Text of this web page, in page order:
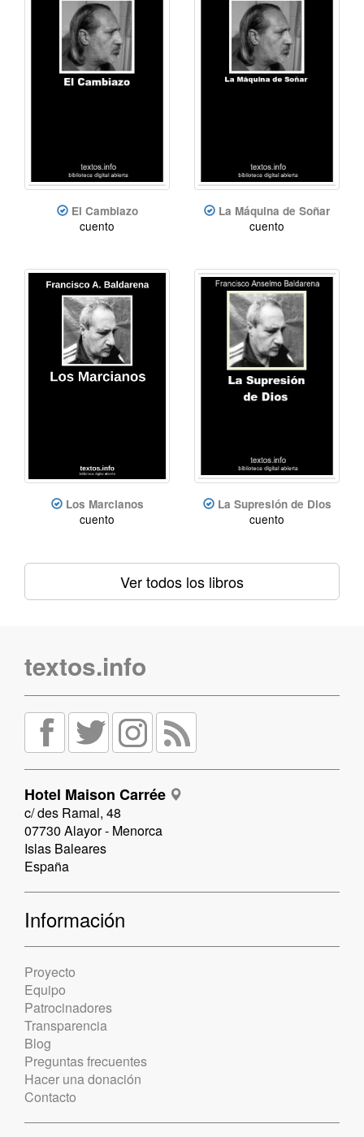
El Cambiazo
cuento
La Máquina de Soñar
cuento
Los Marcianos
cuento
La Supresión de Dios
cuento
Ver todos los libros
textos.info
Hotel Maison Carrée
c/ des Ramal, 48
07730 Alayor - Menorca
Islas Baleares
España
Información
Proyecto
Equipo
Patrocinadores
Transparencia
Blog
Preguntas frecuentes
Hacer una donación
Contacto